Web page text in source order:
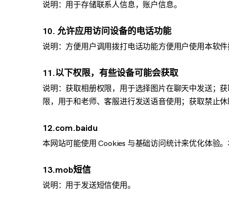
说明：用于存储联系人信息，账户信息。
10. 允许应用访问设备的电话功能
说明：方便用户调用拨打电话功能方便用户使用本软件
11.以下权限，有些设备可能会获取
说明：获取相册权限，用于选择图片在聊天中发送；
限，用于和老师、客服进行发送语音使用；获取禁止
12.com.baidu
本网站可能使用 Cookies 与基础访问统计来优化体验
13.mob短信
说明：用于发送短信使用。